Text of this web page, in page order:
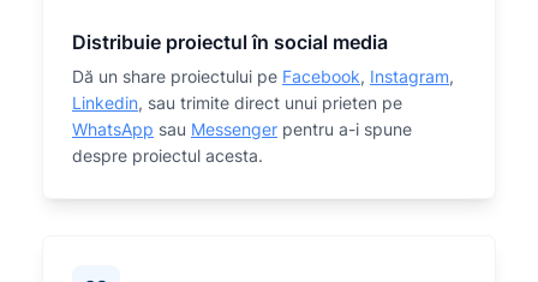
Distribuie proiectul în social media
Dă un share proiectului pe Facebook, Instagram,
Linkedin, sau trimite direct unui prieten pe
WhatsApp sau Messenger pentru a-i spune
despre proiectul acesta.